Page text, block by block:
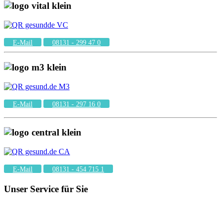
E-Mail 08131 - 299 47 0
E-Mail 08131 - 297 16 0
E-Mail 08131 - 454 715 1
Unser Service für Sie